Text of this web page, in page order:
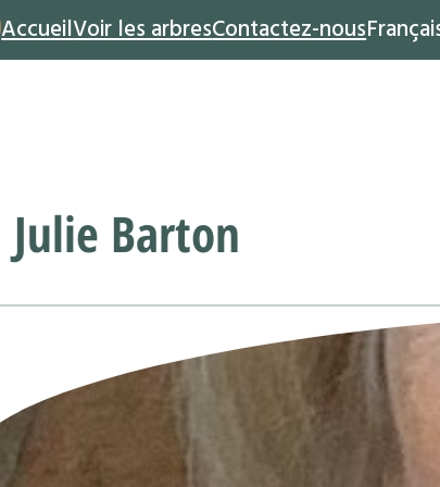
AccueilVoir les arbresContactez-nous
Julie Barton